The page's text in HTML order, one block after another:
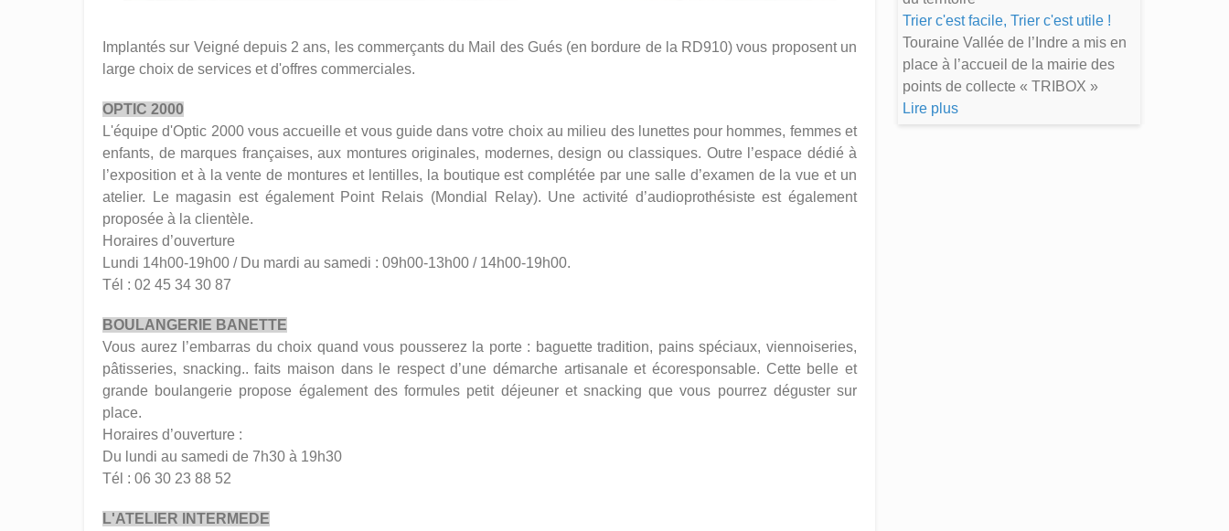
Implantés sur Veigné depuis 2 ans, les commerçants du Mail des Gués (en bordure de la RD910) vous proposent un
large choix de services et d'offres commerciales.
OPTIC 2000
L'équipe d'Optic 2000 vous accueille et vous guide dans votre choix au milieu des lunettes pour hommes, femmes et
enfants, de marques françaises, aux montures originales, modernes, design ou classiques. Outre l’espace dédié à
l’exposition et à la vente de montures et lentilles, la boutique est complétée par une salle d’examen de la vue et un
atelier. Le magasin est également Point Relais (Mondial Relay). Une activité d’audioprothésiste est également
proposée à la clientèle.
Horaires d’ouverture
Lundi 14h00-19h00 / Du mardi au samedi : 09h00-13h00 / 14h00-19h00.
Tél : 02 45 34 30 87
BOULANGERIE BANETTE
Vous aurez l’embarras du choix quand vous pousserez la porte : baguette tradition, pains spéciaux, viennoiseries,
pâtisseries, snacking.. faits maison dans le respect d’une démarche artisanale et écoresponsable. Cette belle et
grande boulangerie propose également des formules petit déjeuner et snacking que vous pourrez déguster sur
place.
Horaires d’ouverture :
Du lundi au samedi de 7h30 à 19h30
Tél : 06 30 23 88 52
L'ATELIER INTERMEDE
Trier c'est facile, Trier c'est utile !
Touraine Vallée de l’Indre a mis en
place à l’accueil de la mairie des
points de collecte « TRIBOX »
Lire plus